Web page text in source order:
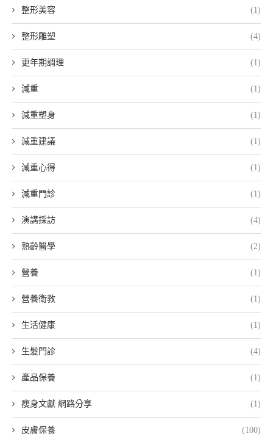
整形美容 (1)
整形雕塑 (4)
更年期調理 (1)
減重 (1)
減重塑身 (1)
減重建議 (1)
減重心得 (1)
減重門診 (1)
演講採訪 (4)
熟齡醫學 (2)
營養 (1)
營養衛教 (1)
生活健康 (1)
生髮門診 (4)
產品保養 (1)
瘦身文獻 網路分享 (1)
皮膚保養 (100)